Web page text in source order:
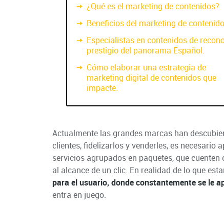
¿Qué es el marketing de contenidos?
Beneficios del marketing de
Especialistas en contenidos de
prestigio del panorama Español.
Cómo elaborar una estrategia de
marketing digital de contenidos que
impacte.
Actualmente las grandes marcas han
clientes, fidelizarlos y venderles, es necesario
servicios agrupados en paquetes, que
al alcance de un clic. En realidad de lo que
para el usuario, donde constantemente se le
entra en juego.